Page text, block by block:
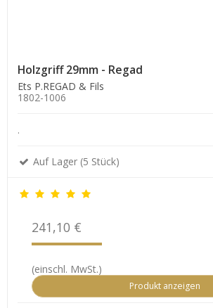
Holzgriff 29mm - Regad
Ets P.REGAD & Fils
1802-1006
.
Auf Lager (5 Stück)
241,10 €
(einschl. MwSt.)
Produkt anzeigen